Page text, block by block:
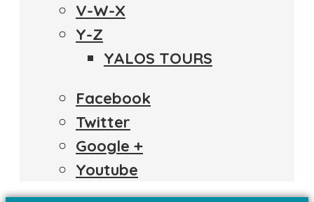
V-W-X
Y-Z
YALOS TOURS
Facebook
Twitter
Google +
Youtube